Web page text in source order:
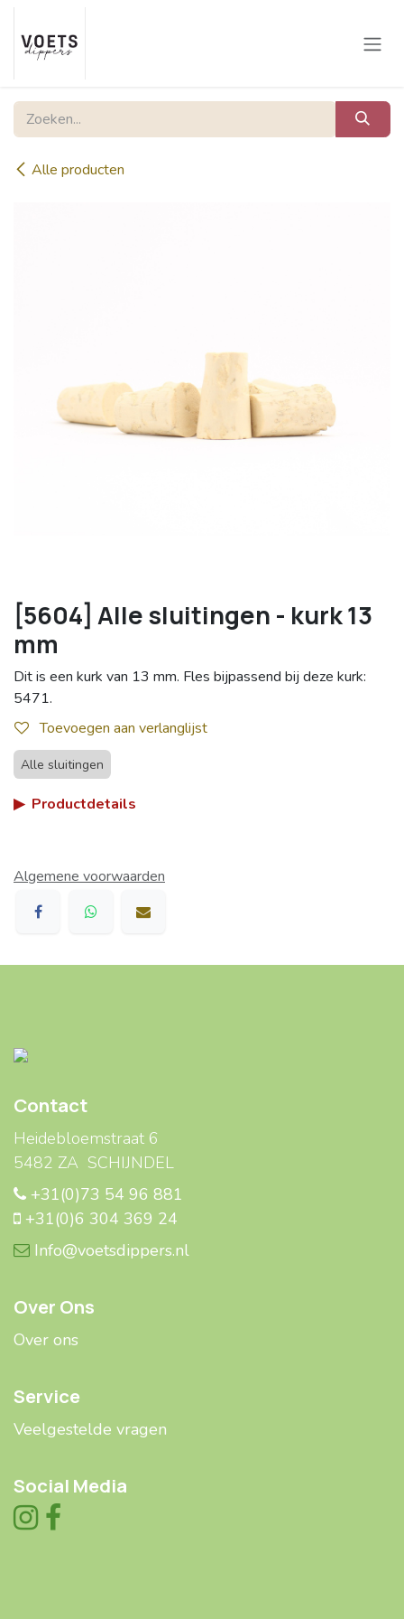
Overslaan naar inhoud
Alle producten
[5604] Alle sluitingen - kurk 13
mm
Dit is een kurk van 13 mm. Fles bijpassend bij deze kurk:
5471.
Toevoegen aan verlanglijst
Alle sluitingen
▶ Productdetails
Algemene voorwaarden
Contact
Heidebloemstraat 6
5482 ZA SCHIJNDEL
+31(0)73 54 96 881
+31(0)6 304 369 24
Info@voetsdippers.nl
Over Ons
Over ons
Service
Veelgestelde ​​vragen
Social Media